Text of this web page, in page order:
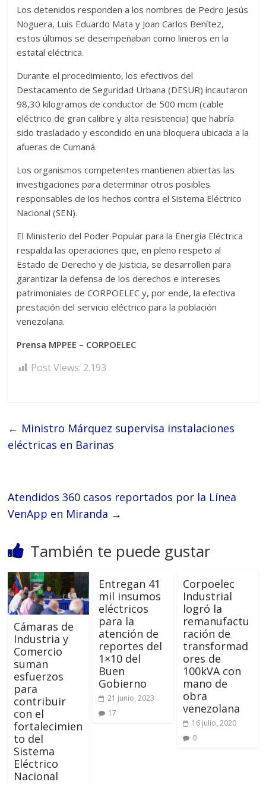
Los detenidos responden a los nombres de Pedro Jesús
Noguera, Luis Eduardo Mata y Joan Carlos Benítez,
estos últimos se desempeñaban como linieros en la
estatal eléctrica.
Durante el procedimiento, los efectivos del
Destacamento de Seguridad Urbana (DESUR) incautaron
98,30 kilogramos de conductor de 500 mcm (cable
eléctrico de gran calibre y alta resistencia) que habría
sido trasladado y escondido en una bloquera ubicada a la
afueras de Cumaná.
Los organismos competentes mantienen abiertas las
investigaciones para determinar otros posibles
responsables de los hechos contra el Sistema Eléctrico
Nacional (SEN).
El Ministerio del Poder Popular para la Energía Eléctrica
respalda las operaciones que, en pleno respeto al
Estado de Derecho y de Justicia, se desarrollen para
garantizar la defensa de los derechos e intereses
patrimoniales de CORPOELEC y, por ende, la efectiva
prestación del servicio eléctrico para la población
venezolana.
Prensa MPPEE – CORPOELEC
Post Views: 2.193
← Ministro Márquez supervisa instalaciones
eléctricas en Barinas
Atendidos 360 casos reportados por la Línea
VenApp en Miranda →
También te puede gustar
Cámaras de
Industria y
Comercio
suman
esfuerzos
para
contribuir
con el
fortalecimien
to del
Sistema
Eléctrico
Nacional
Entregan 41
mil insumos
eléctricos
para la
atención de
reportes del
1×10 del
Buen
Gobierno
21 junio, 2023
17
Corpoelec
Industrial
logró la
remanufactu
ración de
transformad
ores de
100kVA con
mano de
obra
venezolana
16 julio, 2020
0